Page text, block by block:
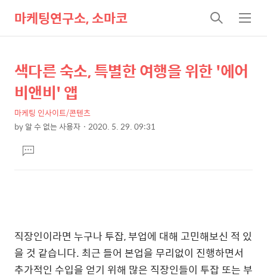
마케팅연구소, 소마코
검
색
메
뉴
상
세
텐
본
제
목
색다른 숙소, 특별한 여행을 위한 '에어
비앤비' 앱
마케팅 인사이트/콘텐츠
by알 수 없는 사용자 2020. 5. 29. 09:31
문댓
글
직장인이라면 누구나투잡,부업에 대해 고민해보신 적 있
을 것 같습니다. 최근 들어 본업을무리없이 진행하면서
추가적인 수입을 얻기 위해 많은 직장인들이 투잡 또는부